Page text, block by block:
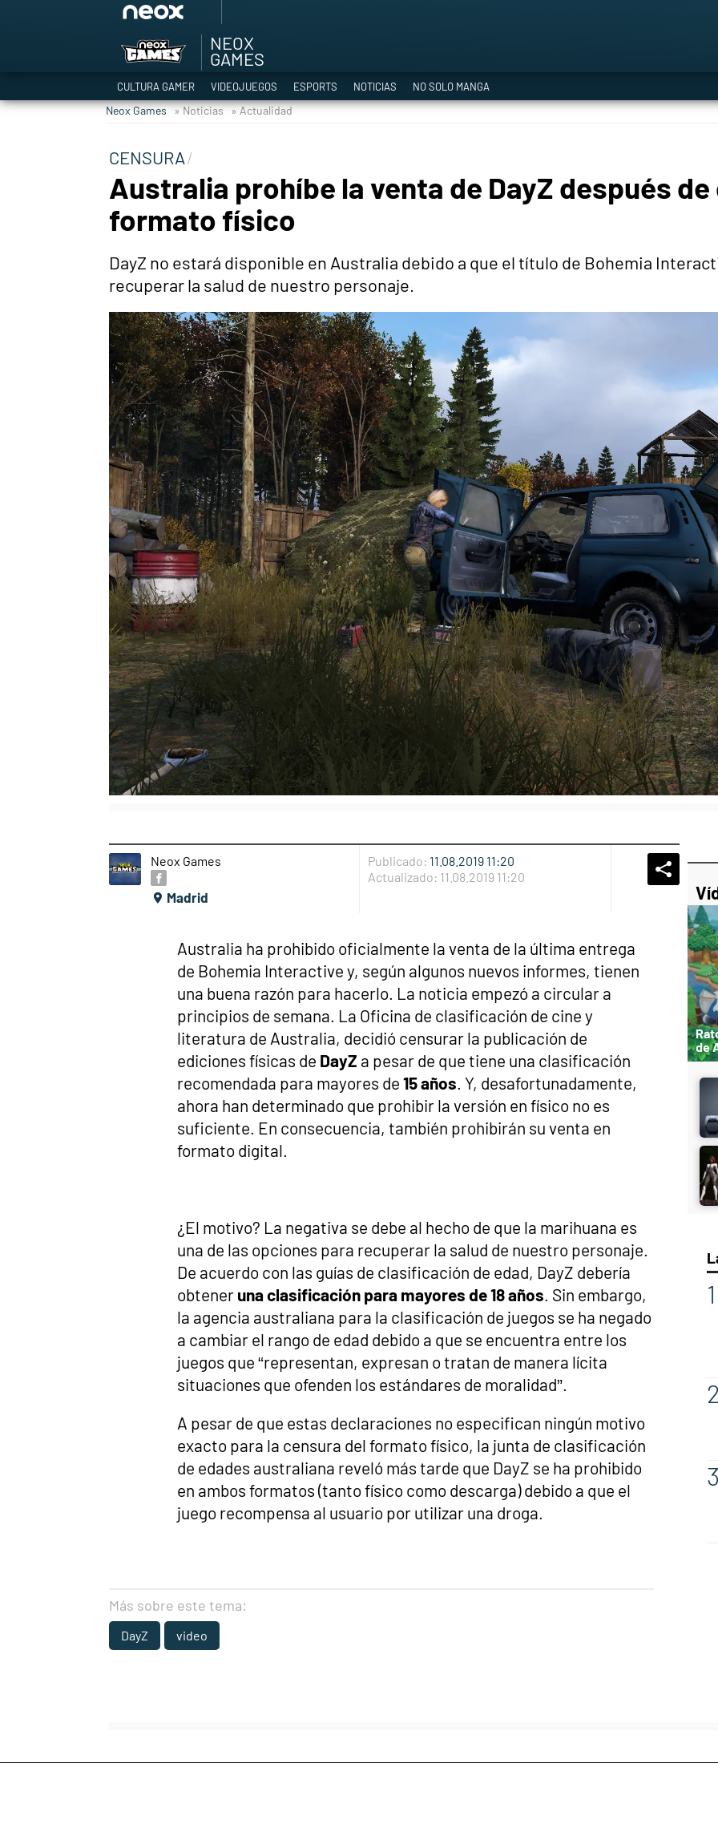
TGA Tercera gala
Super Mario cafetería oficial
Asia peculiar tradición
NEOX
GAMES
CULTURA GAMER VIDEOJUEGOS ESPORTS NOTICIAS NO SOLO MANGA
Neox Games » Noticias » Actualidad
CENSURA
Australia prohíbe la venta de DayZ después
formato físico
DayZ no estará disponible en Australia debido a que el título de Bohemia
recuperar la salud de nuestro personaje.
Neox Games
Madrid
Publicado: 11.08.2019 11:20
Actualizado: 11.08.2019 11:20 Whatsapp
Australia ha prohibido oficialmente la venta de la última entrega
de Bohemia Interactive y, según algunos nuevos informes, tienen
una buena razón para hacerlo. La noticia empezó a circular a
principios de semana. La Oficina de clasificación de cine y
literatura de Australia, decidió censurar la publicación de
ediciones físicas de DayZ a pesar de que tiene una clasificación
recomendada para mayores de 15 años. Y, desafortunadamente,
ahora han determinado que prohibir la versión en físico no es
suficiente. En consecuencia, también prohibirán su venta en
formato digital.
¿El motivo? La negativa se debe al hecho de que la marihuana es
una de las opciones para recuperar la salud de nuestro personaje.
De acuerdo con las guías de clasificación de edad, DayZ debería
obtener una clasificación para mayores de 18 años. Sin embargo,
la agencia australiana para la clasificación de juegos se ha negado
a cambiar el rango de edad debido a que se encuentra entre los
juegos que “representan, expresan o tratan de manera lícita
situaciones que ofenden los estándares de moralidad”.
A pesar de que estas declaraciones no especifican ningún motivo
exacto para la censura del formato físico, la junta de clasificación
de edades australiana reveló más tarde que DayZ se ha prohibido
en ambos formatos (tanto físico como descarga) debido a que el
juego recompensa al usuario por utilizar una droga.
Más sobre este tema:
DayZ video
de